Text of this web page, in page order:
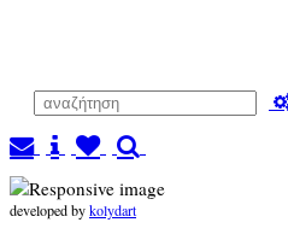
developed bykolydart